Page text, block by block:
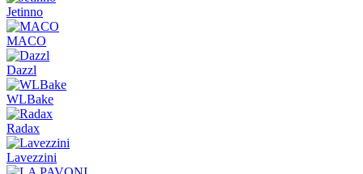
Jetinno
MACO
Dazzl
WLBake
Radax
Lavezzini